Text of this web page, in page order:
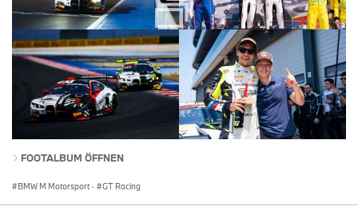
FOOTALBUM ÖFFNEN
BMW M Motorsport · GT Racing